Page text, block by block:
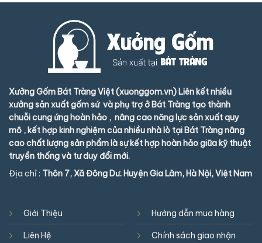
Xưởng Gốm Bát Tràng Việt (xuonggom.vn) Liên kết nhiều
xưởng sản xuất gốm sứ và phụ trợ ở Bát Tràng tạo thành
chuỗi cung ứng hoàn hảo , nâng cao năng lực sản xuất quy
mô , kết hợp kinh nghiệm của nhiều nhà lò tại Bát Tràng nâng
cao chất lượng sản phẩm là sự kết hợp hoàn hảo giữa kỹ thuật
truyền thống và tư duy đổi mới.
Địa chỉ : Thôn 7, Xã Đông Dư. Huyện Gia Lâm, Hà Nội, Việt Nam
Giới Thiệu
Liên Hệ
Hướng dẫn mua hàng
Chính sách giao nhận